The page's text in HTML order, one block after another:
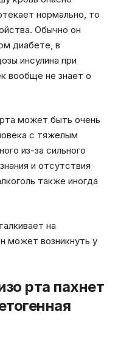
нормально, то
Обычно он
диабете, в
инсулина при
вообще не знает о
может быть очень
с тяжелым
из-за сильного
и отсутствия
также иногда
на
может возникнуть у
рта пахнет